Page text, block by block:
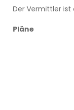
Der Vermittler ist
Pläne